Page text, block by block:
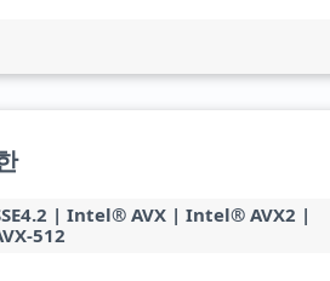
| Intel® AVX | Intel® AVX2 |
512